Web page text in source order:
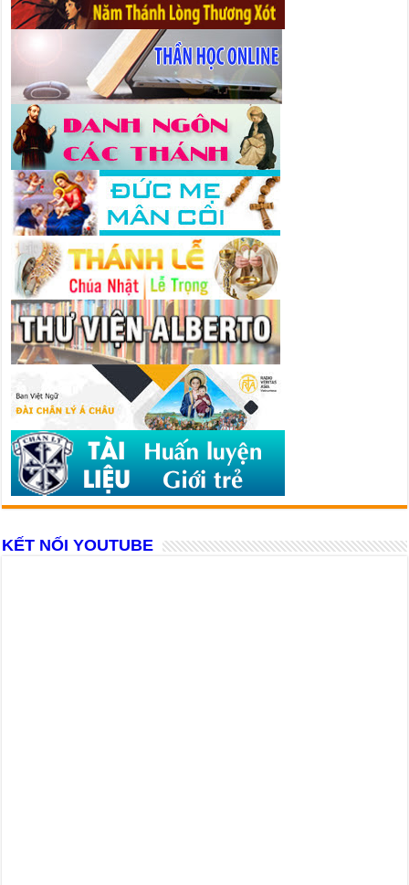
KẾT NỐI YOUTUBE